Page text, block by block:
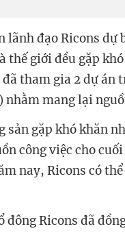
đạo Ricons dự
giới đều gặp
tham gia 2 dự án
nhằm mang lại
gặp khó khăn
công việc cho
nay, Ricons có
đôngRicons đã